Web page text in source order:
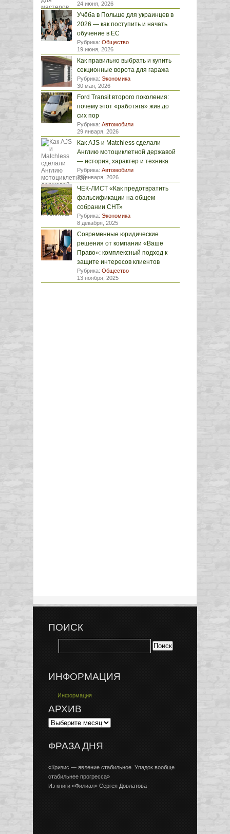
24 июня, 2026
Учёба в Польше для украинцев в
2026 — как поступить и начать
обучение в ЕС
Рубрика: Общество
19 июня, 2026
Как правильно выбрать и купить
секционные ворота для гаража
Рубрика: Экономика
30 мая, 2026
Ford Transit второго поколения:
почему этот «работяга» жив до
сих пор
Рубрика: Автомобили
29 января, 2026
Как AJS и Matchless сделали
Англию мотоциклетной державой
— история, характер и техника
Рубрика: Автомобили
29 января, 2026
ЧЕК-ЛИСТ «Как предотвратить
фальсификации на общем
собрании СНТ»
Рубрика: Экономика
8 декабря, 2025
Современные юридические
решения от компании «Ваше
Право»: комплексный подход к
защите интересов клиентов
Рубрика: Общество
13 ноября, 2025
ПОИСК
ИНФОРМАЦИЯ
Информация
АРХИВ
ФРАЗА ДНЯ
«Кризис — явление стабильное. Упадок вообще
стабильнее прогресса»
Из книги «Филиал» Сергея Довлатова